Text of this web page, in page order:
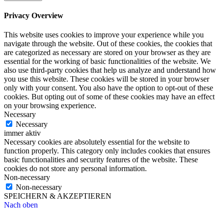
Privacy Overview
This website uses cookies to improve your experience while you
navigate through the website. Out of these cookies, the cookies that
are categorized as necessary are stored on your browser as they are
essential for the working of basic functionalities of the website. We
also use third-party cookies that help us analyze and understand how
you use this website. These cookies will be stored in your browser
only with your consent. You also have the option to opt-out of these
cookies. But opting out of some of these cookies may have an effect
on your browsing experience.
Necessary
Necessary
immer aktiv
Necessary cookies are absolutely essential for the website to
function properly. This category only includes cookies that ensures
basic functionalities and security features of the website. These
cookies do not store any personal information.
Non-necessary
Non-necessary
SPEICHERN & AKZEPTIEREN
Nach oben